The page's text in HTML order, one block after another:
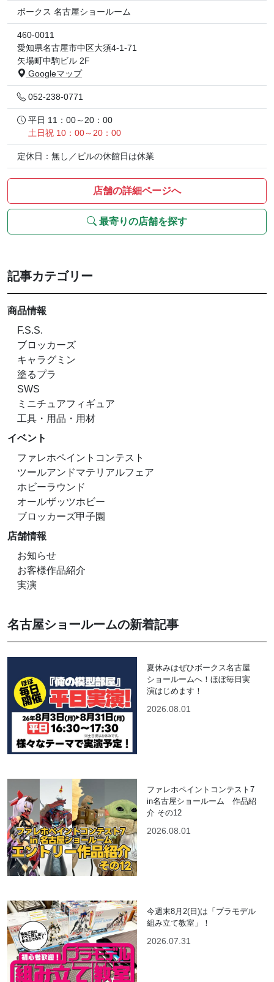
ボークス 名古屋ショールーム
460-0011
愛知県名古屋市中区大須4-1-71
矢場町中駒ビル 2F
Googleマップ
052-238-0771
平日 11：00～20：00
土日祝 10：00～20：00
定休日：無し／ビルの休館日は休業
店舗の詳細ページへ
最寄りの店舗を探す
記事カテゴリー
商品情報
F.S.S.
ブロッカーズ
キャラグミン
塗るプラ
SWS
ミニチュアフィギュア
工具・用品・用材
イベント
ファレホペイントコンテスト
ツールアンドマテリアルフェア
ホビーラウンド
オールザッツホビー
ブロッカーズ甲子園
店舗情報
お知らせ
お客様作品紹介
実演
名古屋ショールームの新着記事
夏休みはぜひボークス名古屋
ショールームへ！ほぼ毎日実
演はじめます！
2026.08.01
ファレホペイントコンテスト7
in名古屋ショールーム 作品紹
介 その12
2026.08.01
今週末8月2(日)は「プラモデル
組み立て教室」！
2026.07.31